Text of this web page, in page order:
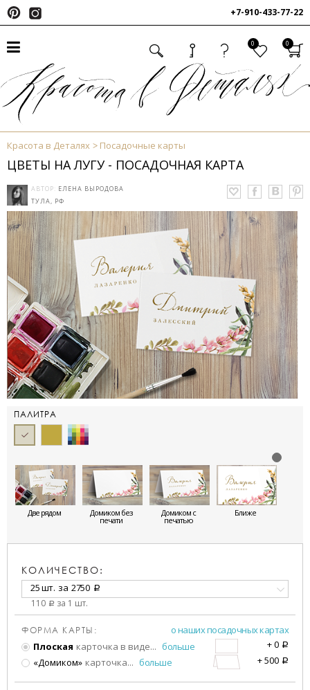
+7-910-433-77-22
0 0
Красота в Деталях Посадочные карты
ЦВЕТЫ НА ЛУГУ - ПОСАДОЧНАЯ КАРТА
АВТОР: ЕЛЕНА ВЫРОДОВА
ТУЛА, РФ
ПАЛИТРА
Две рядом Домиком без
печати
Домиком с
печатью
Ближе
КОЛИЧЕСТВО:
25 шт. за 2750 a
110 a за 1 шт.
ФОРМА КАРТЫ:
о наших посадочных картах
Плоская карточка в виде... больше +0 a
«Домиком» карточка... больше +500 a